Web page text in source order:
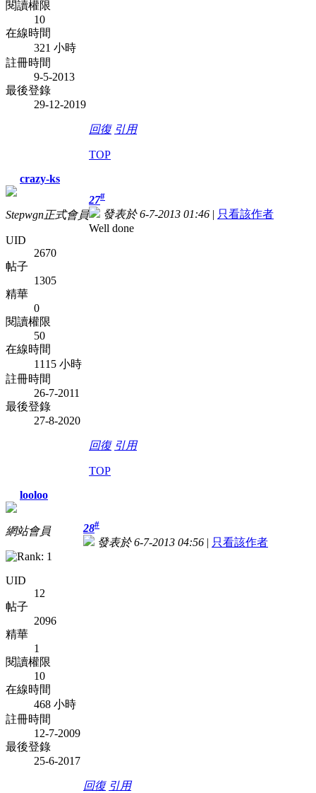
閱讀權限
10
在線時間
321 小時
註冊時間
9-5-2013
最後登錄
29-12-2019
回復 引用
TOP
crazy-ks
Stepwgn正式會員
UID
2670
帖子
1305
精華
0
閱讀權限
50
在線時間
1115 小時
註冊時間
26-7-2011
最後登錄
27-8-2020
27#
發表於 6-7-2013 01:46 | 只看該作者
Well done
回復 引用
TOP
looloo
網站會員
UID
12
帖子
2096
精華
1
閱讀權限
10
在線時間
468 小時
註冊時間
12-7-2009
最後登錄
25-6-2017
28#
發表於 6-7-2013 04:56 | 只看該作者
回復 引用